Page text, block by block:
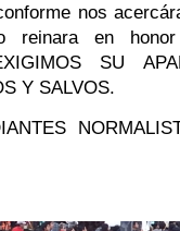
nos
reinara en
SU
Y SALVOS.